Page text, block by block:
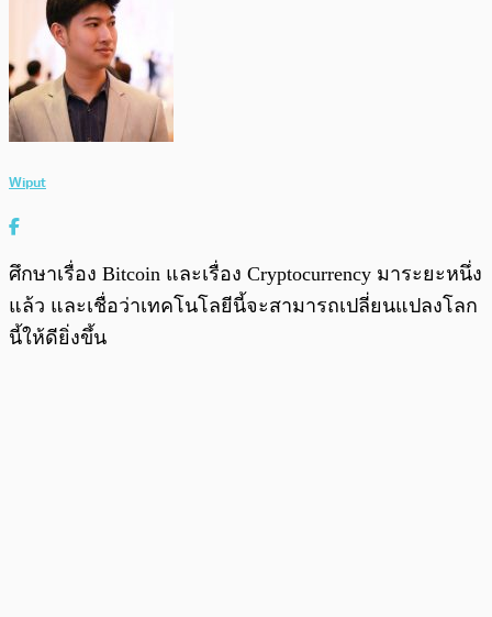
Wiput
ศึกษาเรื่อง Bitcoin และเรื่อง Cryptocurrency มาระยะหนึ่ง
แล้ว และเชื่อว่าเทคโนโลยีนี้จะสามารถเปลี่ยนแปลงโลก
นี้ให้ดียิ่งขึ้น